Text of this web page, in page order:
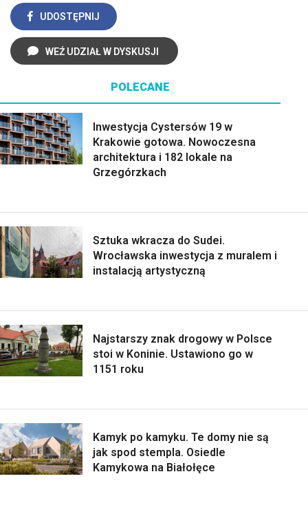
UDOSTĘPNIJ
WEŹ UDZIAŁ W DYSKUSJI
POLECANE
Inwestycja Cystersów 19 w
Krakowie gotowa. Nowoczesna
architektura i 182 lokale na
Grzegórzkach
Sztuka wkracza do Sudei.
Wrocławska inwestycja z muralem i
instalacją artystyczną
Najstarszy znak drogowy w Polsce
stoi w Koninie. Ustawiono go w
1151 roku
Kamyk po kamyku. Te domy nie są
jak spod stempla. Osiedle
Kamykowa na Białołęce